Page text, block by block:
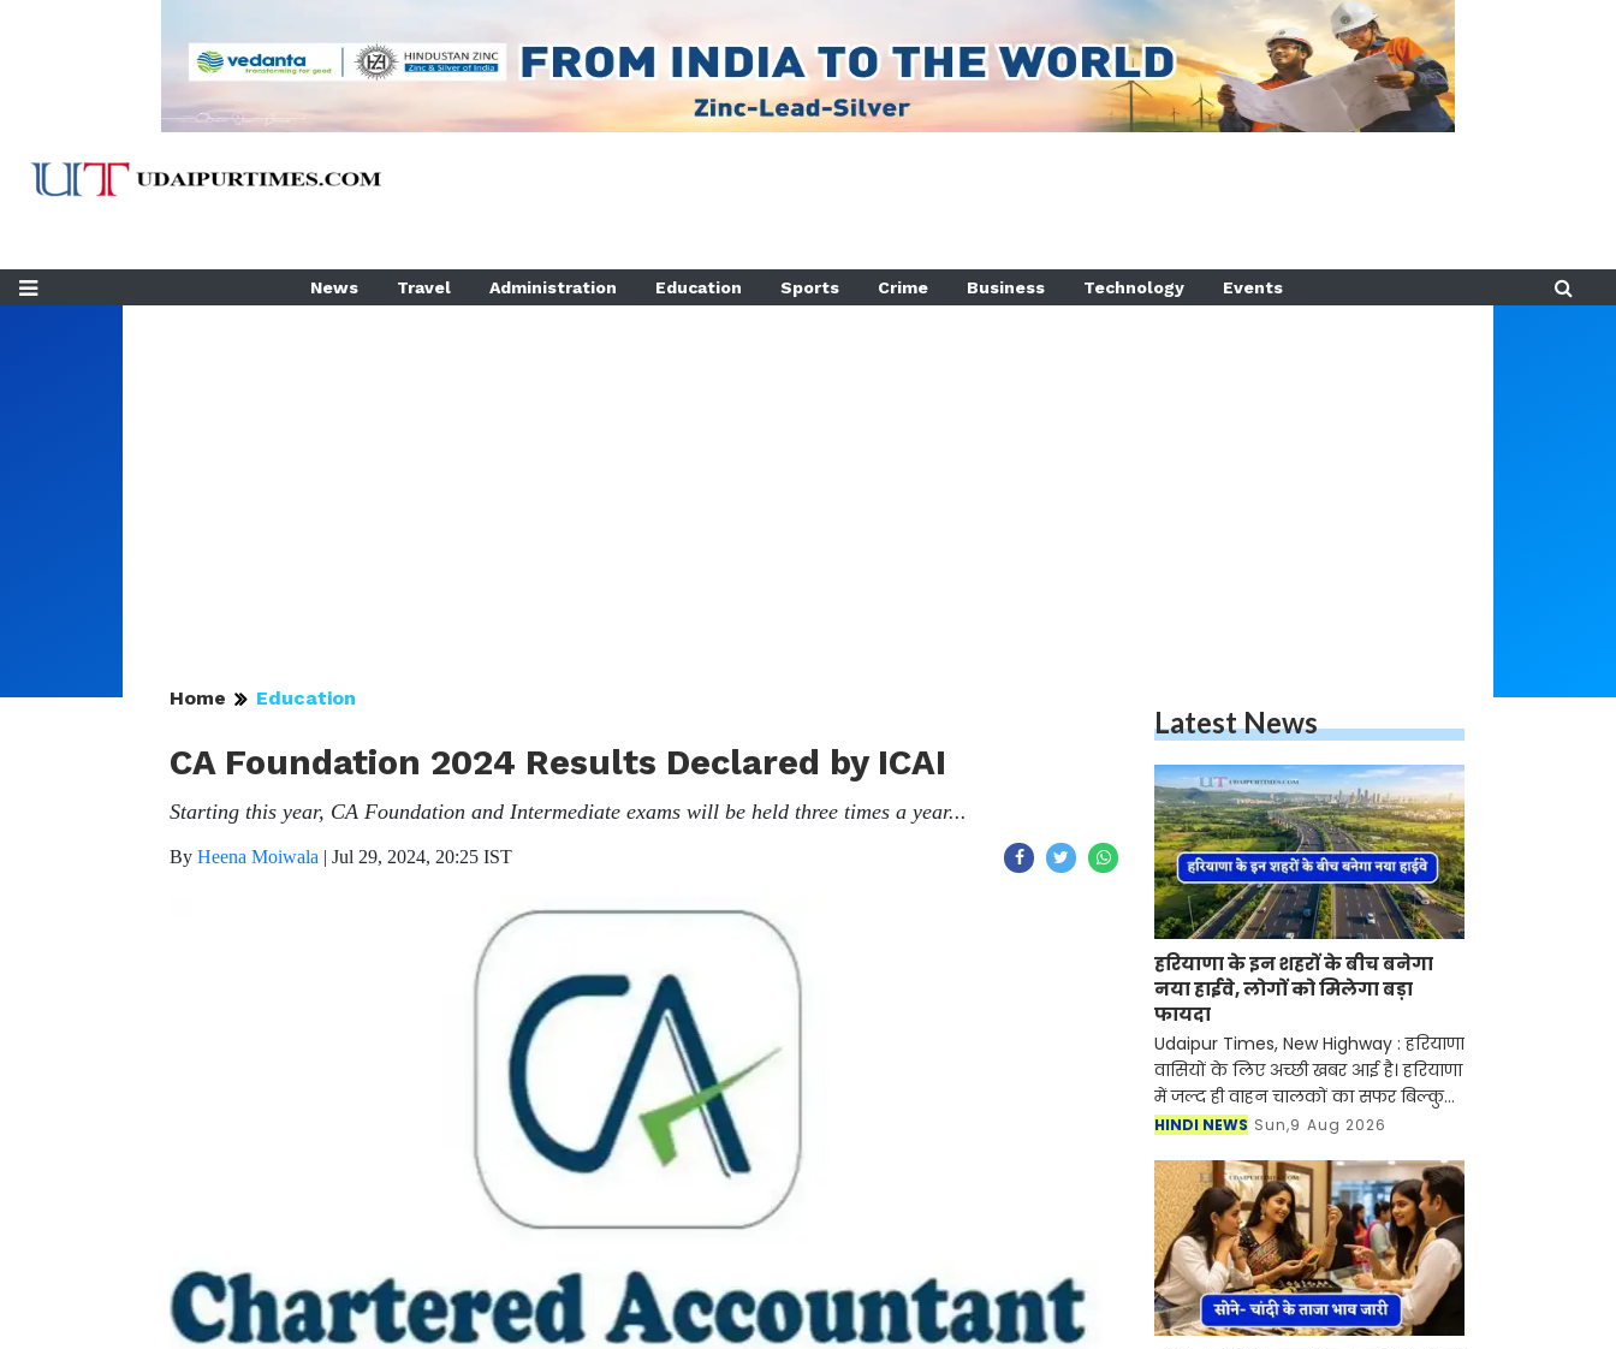
News Travel Administration Education Sports Crime Business Technology Events
Home Education
CA Foundation 2024 Results Declared by ICAI
Starting this year, CA Foundation and Intermediate exams will be held three times a year...
By Heena Moiwala | Jul 29, 2024, 20:25 IST
Latest News
हरियाणा के इन शहरों के बीच बनेगा
नया हाईवे, लोगों को मिलेगा बड़ा
फायदा
Udaipur Times, New Highway : हरियाणा
वासियों के लिए अच्छी खबर आई है। हरियाणा
में जल्द ही वाहन चालकों का सफर बिल्कुल
आसान होने वाला है। NHAI ने गुरुग्राम और
निर्माण
HINDI NEWS Sun,9 Aug 2026